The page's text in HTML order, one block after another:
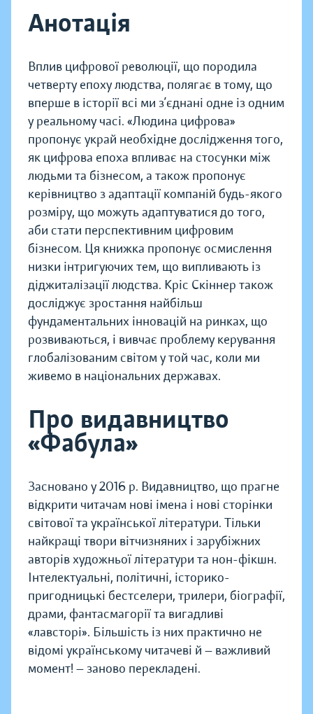
Анотація
Вплив цифрової революції, що породила
четверту епоху людства, полягає в тому, що
вперше в історії всі ми з’єднані одне із одним
у реальному часі. «Людина цифрова»
пропонує украй необхідне дослідження того,
як цифрова епоха впливає на стосунки між
людьми та бізнесом, а також пропонує
керівництво з адаптації компаній будь-­якого
розміру, що можуть адаптуватися до того,
аби стати перспективним цифровим
бізнесом. Ця книжка пропонує осмислення
низки інтригуючих тем, що випливають із
діджиталізації людства. Кріс Скіннер також
досліджує зростання найбільш
фундаментальних інновацій на ринках, що
розвиваються, і вивчає проблему керування
глобалізованим світом у той час, коли ми
живемо в національних державах.
Про видавництво
«Фабула»
Засновано у 2016 р. Видавництво, що прагне
відкрити читачам нові імена і нові сторінки
світової та української літератури. Тільки
найкращі твори вітчизняних і зарубіжних
авторів художньої літератури та нон-фікшн.
Інтелектуальні, політичні, історико-
пригодницькі бестселери, трилери, біографії,
драми, фантасмагорії та вигадливі
«лавсторі». Більшість із них практично не
відомі українському читачеві й — важливий
момент! — заново перекладені.